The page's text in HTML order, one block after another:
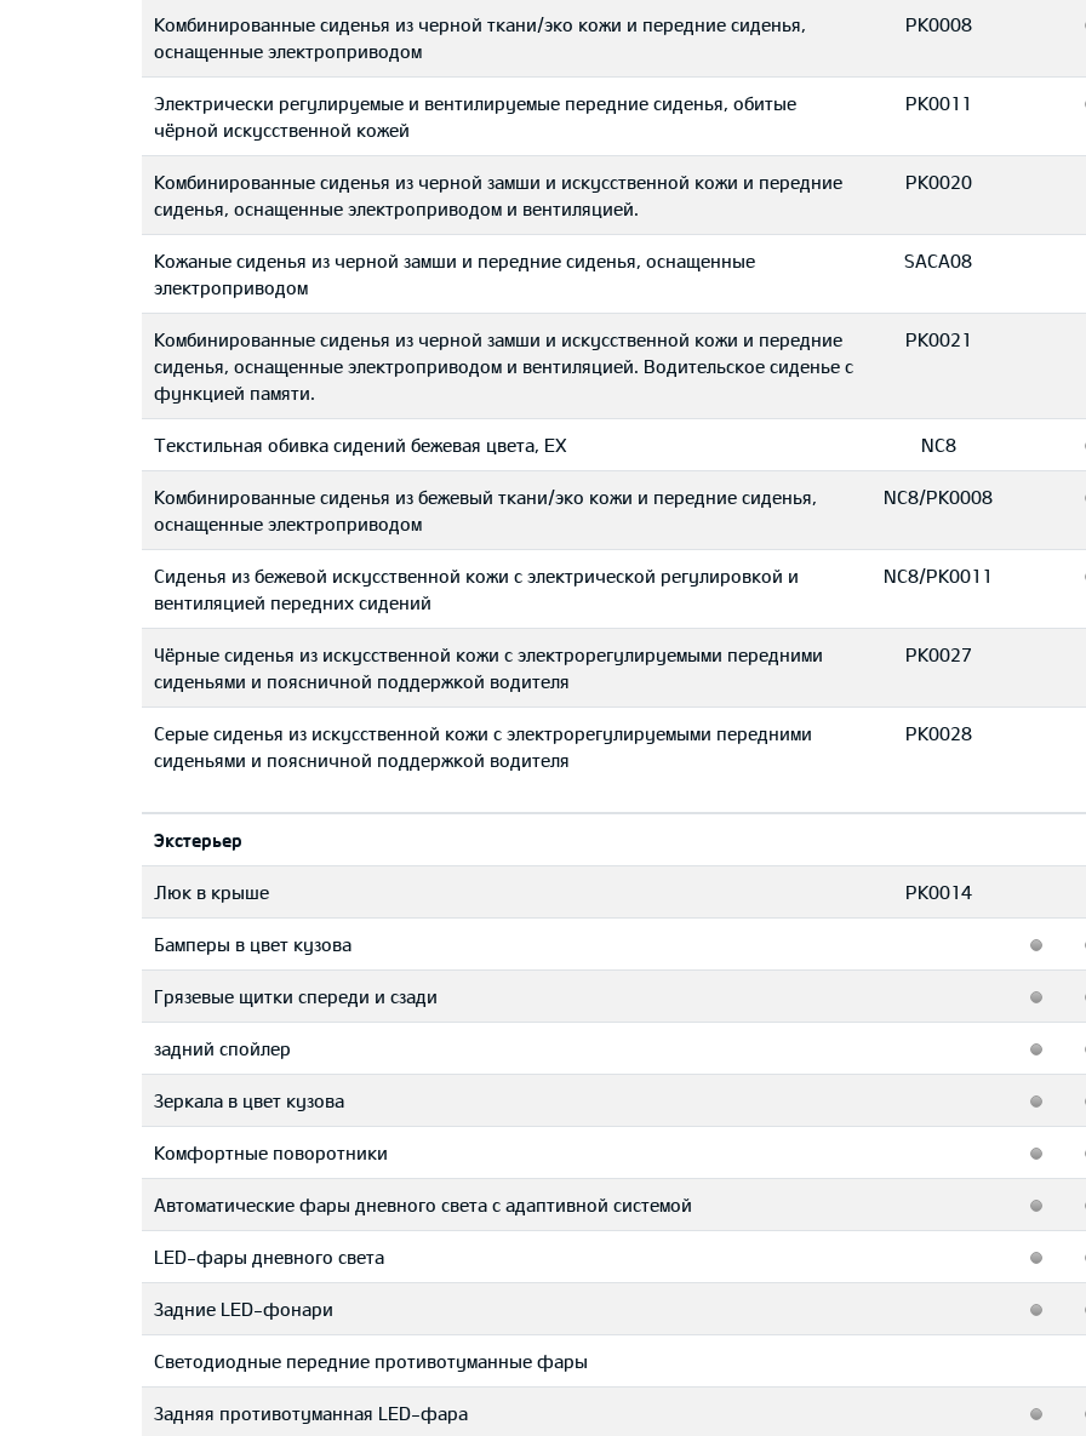
Комбинированные сиденья из черной ткани/эко кожи и передние сиденья,
оснащенные электроприводом
PK0008
Электрически регулируемые и вентилируемые передние сиденья, обитые
чёрной искусственной кожей
PK0011
Комбинированные сиденья из черной замши и искусственной кожи и передние
сиденья, оснащенные электроприводом и вентиляцией.
PK0020
Кожаные сиденья из черной замши и передние сиденья, оснащенные
электроприводом
SACA08
Комбинированные сиденья из черной замши и искусственной кожи и передние
сиденья, оснащенные электроприводом и вентиляцией. Водительское сиденье с
функцией памяти.
PK0021
Текстильная обивка сидений бежевая цвета, EX NC8
Комбинированные сиденья из бежевый ткани/эко кожи и передние сиденья,
оснащенные электроприводом
NC8/PK0008
Сиденья из бежевой искусственной кожи с электрической регулировкой и
вентиляцией передних сидений
NC8/PK0011
Чёрные сиденья из искусственной кожи с электрорегулируемыми передними
сиденьями и поясничной поддержкой водителя
PK0027
Серые сиденья из искусственной кожи с электрорегулируемыми передними
сиденьями и поясничной поддержкой водителя
PK0028
Экстерьер
Люк в крыше PK0014
Бамперы в цвет кузова
Грязевые щитки спереди и сзади
задний спойлер
Зеркала в цвет кузова
Комфортные поворотники
Автоматические фары дневного света с адаптивной системой
LED-фары дневного света
Задние LED-фонари
Светодиодные передние противотуманные фары
Задняя противотуманная LED-фара